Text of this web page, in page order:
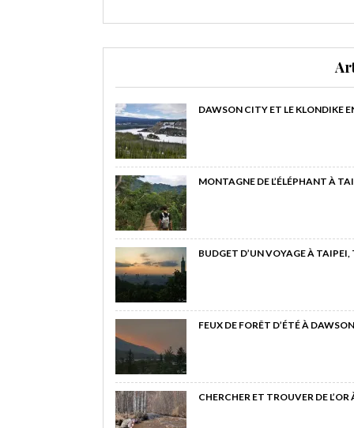
DAWSON CITY ET LE KLONDIKE
MONTAGNE DE L’ÉLÉPHANT À
BUDGET D’UN VOYAGE À
FEUX DE FORÊT D’ÉTÉ À
CHERCHER ET TROUVER DE